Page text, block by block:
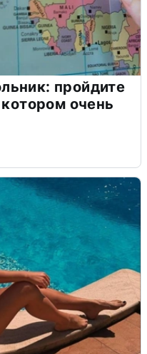
пройдите
очень